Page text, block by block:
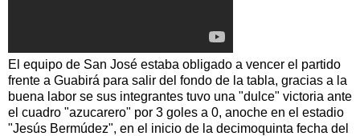
El equipo de San José estaba obligado a vencer el partido
frente a Guabirá para salir del fondo de la tabla, gracias a la
buena labor se sus integrantes tuvo una "dulce" victoria ante
el cuadro "azucarero" por 3 goles a 0, anoche en el estadio
"Jesús Bermúdez", en el inicio de la decimoquinta fecha del